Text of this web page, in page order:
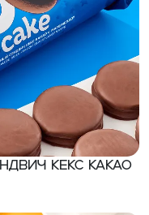
кекс какао